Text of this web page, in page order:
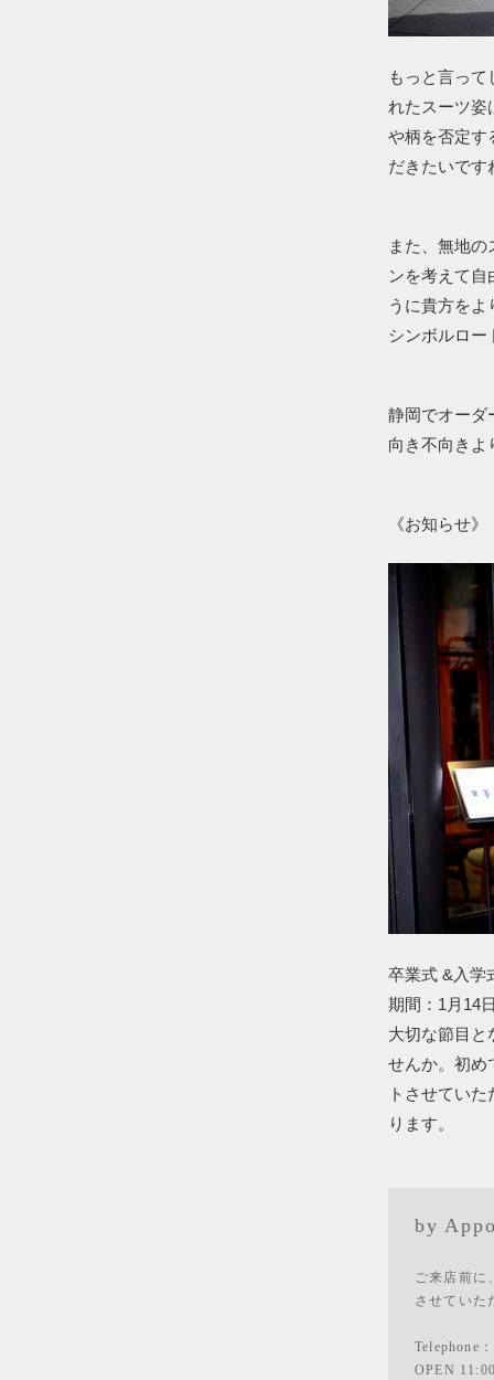
もっと言っ
れたスーツ姿
や柄を否定す
だきたいです
また、無地
ンを考えて
うに貴方をよ
シンボルロー
静岡でオーダ
向き不向きよ
《お知らせ》
卒業式 &入学
期間：1月14
大切な節目と
せんか。初め
トさせてい
ります。
by
ご来店前に
させていた
Telephone
OPEN